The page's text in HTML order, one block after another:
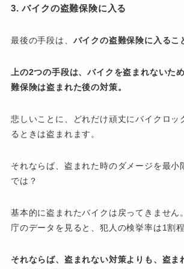
3. バイクの盗難保険に入る
最後の手段は、 バイクの盗難保険に入るこ
上の2つの手段は、バイクを盗まれないた
難保険は盗まれた後の対策。
悲しいことに、どれだけ頑丈にバイクロッ
るときは盗まれます。
それならば、盗まれた時のダメージを最小
では？
基本的に盗まれたバイクは戻ってきません
庁のデータを見ると、犯人の検挙率は1割程
それならば、盗まれない対策よりも、盗ま